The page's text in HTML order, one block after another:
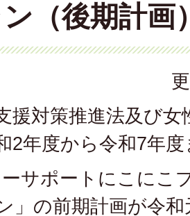
（後期計画
援対策推進法及び
2年度から令和7年
サポートにこにこ
」の前期計画が令